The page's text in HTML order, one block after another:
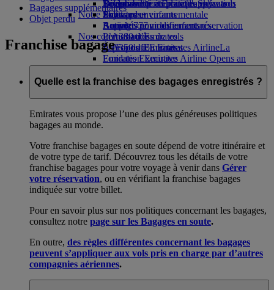
Boissons
Notre flotte
Boeing 777
L’A380 d’Emirates
L’A350 d’Emirates
Emirates Executive
Plan des sièges
Divertissements pour les enfants
Jouets pour enfants
Activités pour les enfants
La durabilité en pratique
Politique environnementale
Rapports environnementaux
Nos communautés
La Fondation Emirates AirlineLa
Fondation Emirates Airline Opens an
external link in a new tab
Parrainages
Se connecter à Emirates Skywards
Skywards+
Téléphone portable et l'application
Emirates
Annuler ou modifier une réservation
Perturbations de vols
À propos d’Emirates
Bagages supplémentaires
Objet perdu
Franchise bagage
Quelle est la franchise des bagages enregistrés ?
Emirates vous propose l’une des plus généreuses politiques
bagages au monde.
Votre franchise bagages en soute dépend de votre itinéraire et
de votre type de tarif. Découvrez tous les détails de votre
franchise bagages pour votre voyage à venir dans Gérer
votre réservation, ou en vérifiant la franchise bagages
indiquée sur votre billet.
Pour en savoir plus sur nos politiques concernant les bagages,
consultez notre page sur les Bagages en soute.
En outre, des règles différentes concernant les bagages
peuvent s’appliquer aux vols pris en charge par d’autres
compagnies aériennes.